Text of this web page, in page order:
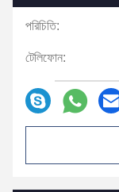
পরিচিতি:
টেলিফোন: